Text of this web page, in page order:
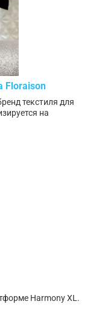
Floraison
текстиля для
на
Harmony XL.